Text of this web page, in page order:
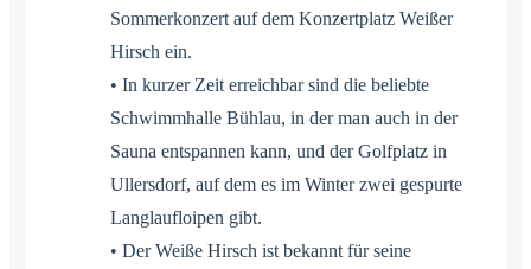
Sommerkonzert auf dem Konzertplatz Weißer
Hirsch ein.
• In kurzer Zeit erreichbar sind die beliebte
Schwimmhalle Bühlau, in der man auch in der
Sauna entspannen kann, und der Golfplatz in
Ullersdorf, auf dem es im Winter zwei gespurte
Langlaufloipen gibt.
• Der Weiße Hirsch ist bekannt für seine